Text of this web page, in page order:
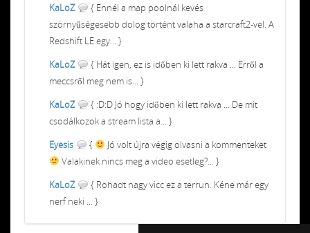
KaLoZ
{ Ennél a map poolnál kevés
szörnyűségesebb dolog történt valaha a starcraft2-vel. A
Redshift LE egy... }
KaLoZ
{ Hát igen, ez is időben ki lett rakva ... Erről a
meccsről meg nem is... }
KaLoZ
{ :D:D Jó hogy időben ki lett rakva ... De mit
csodálkozok a stream lista a... }
Eyesis
{
Jó volt újra végig olvasni a kommenteket
Valakinek nincs meg a video esetleg?... }
KaLoZ
{ Rohadt nagy vicc ez a terrun. Kéne már egy
nerf neki ... }